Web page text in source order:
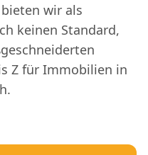
wir als
keinen Standard,
Z für Immobilien in